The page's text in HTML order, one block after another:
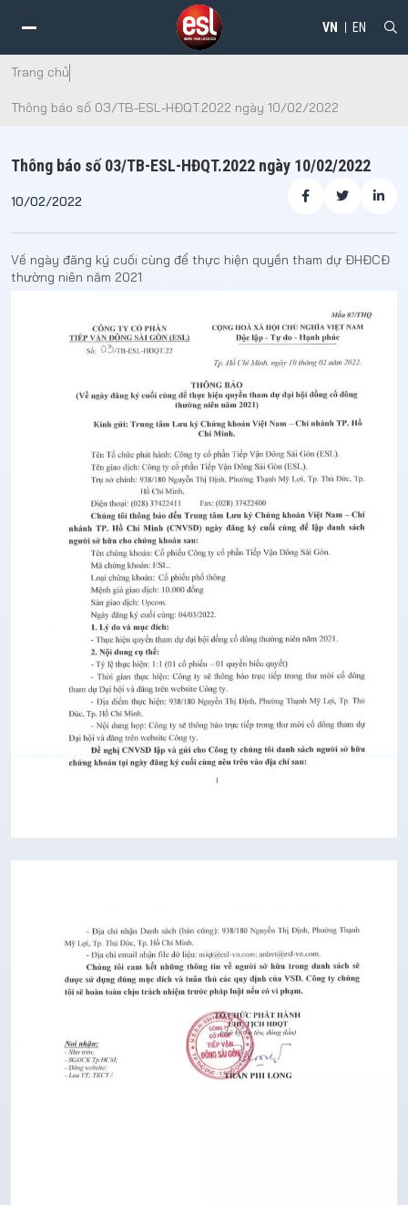
VN EN
Trang chủ
Thông báo số 03/TB-ESL-HĐQT.2022 ngày 10/02/2022
Thông báo số 03/TB-ESL-HĐQT.2022 ngày 10/02/2022
10/02/2022
Về ngày đăng ký cuối cùng để thực hiện quyền tham dự ĐHĐCĐ
thường niên năm 2021